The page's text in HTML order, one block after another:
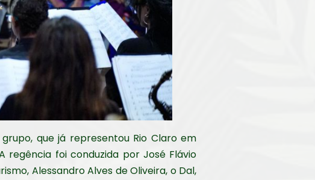
que já representou Rio Claro em
foi conduzida por José Flávio
Alessandro Alves de Oliveira, o Dal,